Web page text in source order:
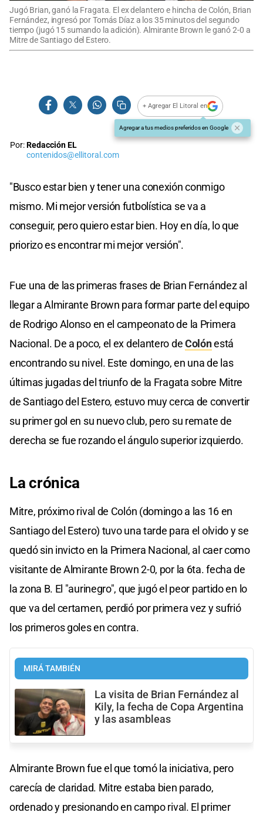
Jugó Brian, ganó la Fragata. El ex delantero e hincha de Colón, Brian
Fernández, ingresó por Tomás Díaz a los 35 minutos del segundo
tiempo (jugó 15 sumando la adición). Almirante Brown le ganó 2-0 a
Mitre de Santiago del Estero.
+ Agregar El Litoral en
Agregar a tus medios preferidos en Google
Por:Redacción EL
contenidos@ellitoral.com
"Busco estar bien y tener una conexión conmigo
mismo. Mi mejor versión futbolística se va a
conseguir, pero quiero estar bien. Hoy en día, lo que
priorizo es encontrar mi mejor versión".
Fue una de las primeras frases de Brian Fernández al
llegar a Almirante Brown para formar parte del equipo
de Rodrigo Alonso en el campeonato de la Primera
Nacional. De a poco, el ex delantero deColónestá
encontrando su nivel. Este domingo, en una de las
últimas jugadas del triunfo de la Fragata sobre Mitre
de Santiago del Estero, estuvo muy cerca de convertir
su primer gol en su nuevo club, pero su remate de
derecha se fue rozando el ángulo superior izquierdo.
La crónica
Mitre, próximo rival de Colón (domingo a las 16 en
Santiago del Estero) tuvo una tarde para el olvido y se
quedó sin invicto en la Primera Nacional, al caer como
visitante de Almirante Brown 2-0, por la 6ta. fecha de
la zona B. El "aurinegro", que jugó el peor partido en lo
que va del certamen, perdió por primera vez y sufrió
los primeros goles en contra.
MIRÁ TAMBIÉN
La visita de Brian Fernández al
Kily, la fecha de Copa Argentina
y las asambleas
Almirante Brown fue el que tomó la iniciativa, pero
carecía de claridad. Mitre estaba bien parado,
ordenado y presionando en campo rival. El primer